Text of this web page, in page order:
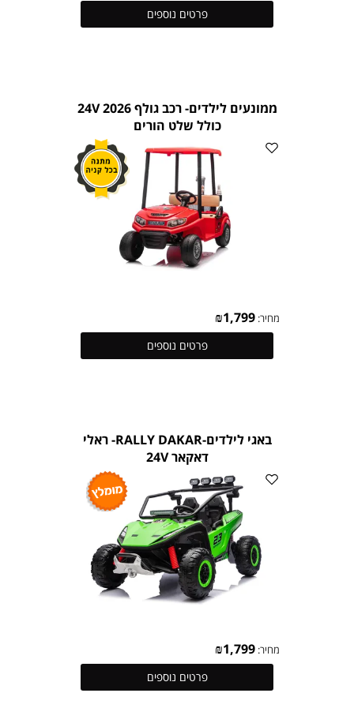
פרטים נוספים
ממונעים לילדים- רכב גולף 24V 2026
כולל שלט הורים
מחיר: ₪1,799
פרטים נוספים
באגי לילדים-RALLY DAKAR- ראלי
דאקאר 24V
מחיר: ₪1,799
פרטים נוספים